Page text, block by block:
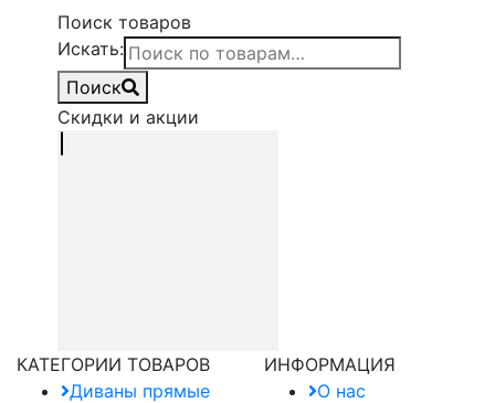
Поиск товаров
Искать:
Поиск
Скидки и акции
КАТЕГОРИИ ТОВАРОВ
Диваны прямые
ИНФОРМАЦИЯ
О нас